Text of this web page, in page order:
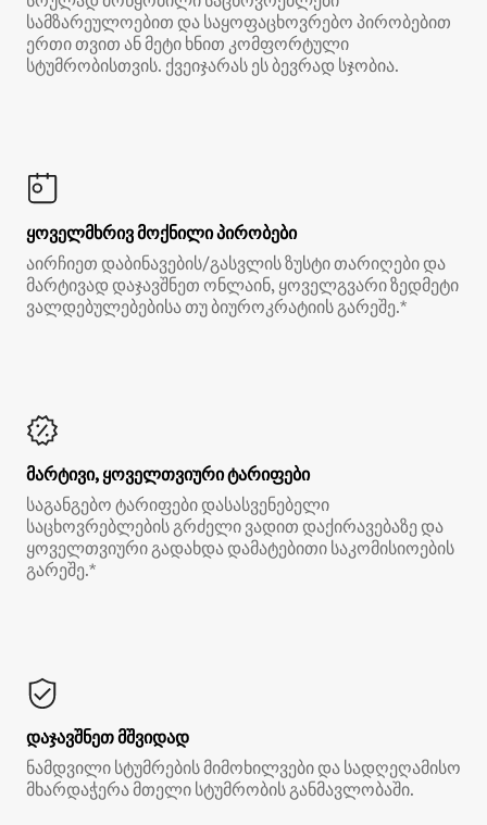
სამზარეულოებით და საყოფაცხოვრებო პირობებით
ერთი თვით ან მეტი ხნით კომფორტული
სტუმრობისთვის. ქვეიჯარას ეს ბევრად სჯობია.
ყოველმხრივ მოქნილი პირობები
აირჩიეთ დაბინავების/გასვლის ზუსტი თარიღები და
მარტივად დაჯავშნეთ ონლაინ, ყოველგვარი ზედმეტი
ვალდებულებებისა თუ ბიუროკრატიის გარეშე.*
მარტივი, ყოველთვიური ტარიფები
საგანგებო ტარიფები დასასვენებელი
საცხოვრებლების გრძელი ვადით დაქირავებაზე და
ყოველთვიური გადახდა დამატებითი საკომისიოების
გარეშე.*
დაჯავშნეთ მშვიდად
ნამდვილი სტუმრების მიმოხილვები და სადღეღამისო
მხარდაჭერა მთელი სტუმრობის განმავლობაში.